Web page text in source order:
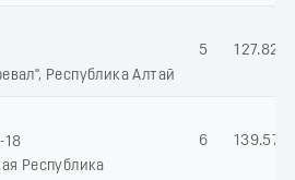
Республика Алтай
5 127.82
18
Республика
6 139.57